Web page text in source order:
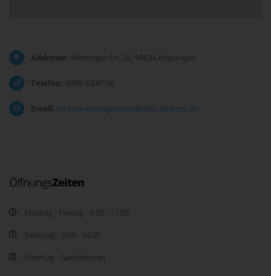
Addresse: Meininger Str. 26, 98634 Wasungen
Telefon: 0800-3308196
Email: retoure-management@abis-pharma.de
ÖffnungsZeiten
Montag - Freitag - 9.00 - 17.00
Samstag - 9.00 - 14.00
Sonntag - Geschlossen